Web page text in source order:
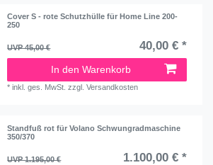
Cover S - rote Schutzhülle für Home Line 200-
250
UVP 45,00 € 40,00 € *
In den Warenkorb
*inkl. ges. MwSt. zzgl.Versandkosten
Standfuß rot für Volano Schwungradmaschine
350/370
UVP 1.195,00 € 1.100,00 € *